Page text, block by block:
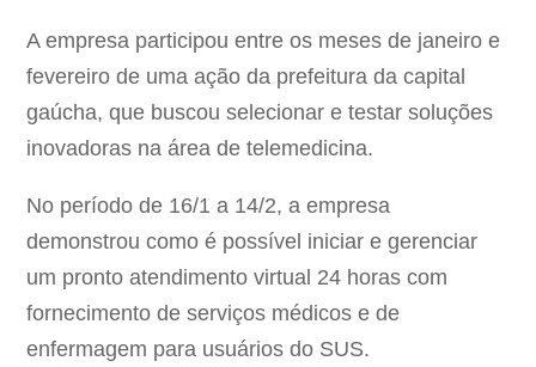
A empresa participou entre os meses de janeiro e
fevereiro de uma ação da prefeitura da capital
gaúcha, que buscou selecionar e testar soluções
inovadoras na área de telemedicina.
No período de 16/1 a 14/2, a empresa
demonstrou como é possível iniciar e gerenciar
um pronto atendimento virtual 24 horas com
fornecimento de serviços médicos e de
enfermagem para usuários do SUS.